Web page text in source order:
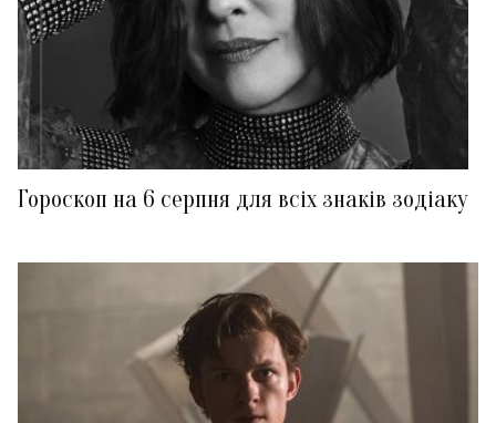
Гороскоп на 6 серпня для всіх знаків зодіаку